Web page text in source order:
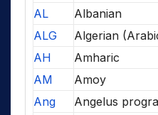
AL
Albanian
ALG
Algerian
AH
Amharic
AM
Amoy
Ang
Angelus